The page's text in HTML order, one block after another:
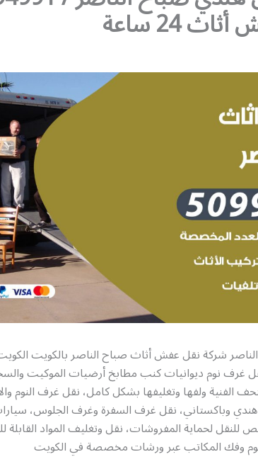
24 ساعة
شركة نقل عفش أثاث صباح الناصر بالكويت
غرف نوم ديوانيات كنب مطابخ أرضيات الموكيت
الفنية ولفها وتغليفها بشكل كامل، نقل غرف النوم
هندي وباكستاني، نقل غرف السفرة وغرف الجلوس،
لحماية المفروشات، نقل وتغليف المواد القابلة
وفك المكاتب عبر ورشات مخصصة في الكويت